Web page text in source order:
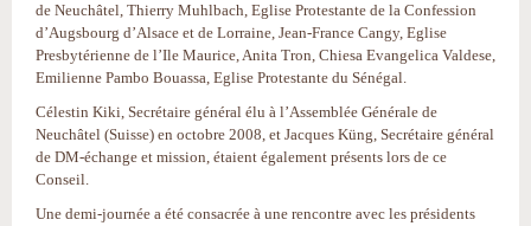
de Neuchâtel, Thierry Muhlbach, Eglise Protestante de la Confession
d’Augsbourg d’Alsace et de Lorraine, Jean-France Cangy, Eglise
Presbytérienne de l’Ile Maurice, Anita Tron, Chiesa Evangelica Valdese,
Emilienne Pambo Bouassa, Eglise Protestante du Sénégal.
Célestin Kiki, Secrétaire général élu à l’Assemblée Générale de
Neuchâtel (Suisse) en octobre 2008, et Jacques Küng, Secrétaire général
de DM-échange et mission, étaient également présents lors de ce
Conseil.
Une demi-journée a été consacrée à une rencontre avec les présidents